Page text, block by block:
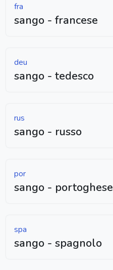
fra
sango - francese
deu
sango - tedesco
rus
sango - russo
por
sango - portoghese
spa
sango - spagnolo